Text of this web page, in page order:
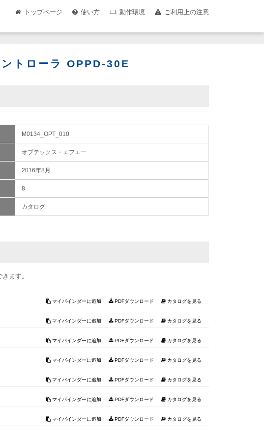
トップページ 使い方 動作環境 ご利用上の注意
トローラ OPPD-30E
M0134_OPT_010
オプテックス・エフエー
2016年8月
8
カタログ
ます。
マイバインダーに追加 PDFダウンロード カタログを見る
マイバインダーに追加 PDFダウンロード カタログを見る
マイバインダーに追加 PDFダウンロード カタログを見る
マイバインダーに追加 PDFダウンロード カタログを見る
マイバインダーに追加 PDFダウンロード カタログを見る
マイバインダーに追加 PDFダウンロード カタログを見る
マイバインダーに追加 PDFダウンロード カタログを見る